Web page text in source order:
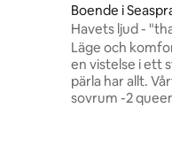
Boende i
Havets ljud -
Läge och
en vistelse i ett
pärla har allt.
sovrum -2